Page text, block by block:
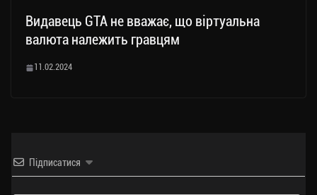
Видавець GTA не вважає, що віртуальна
валюта належить гравцям
11.02.2024
Підписатися